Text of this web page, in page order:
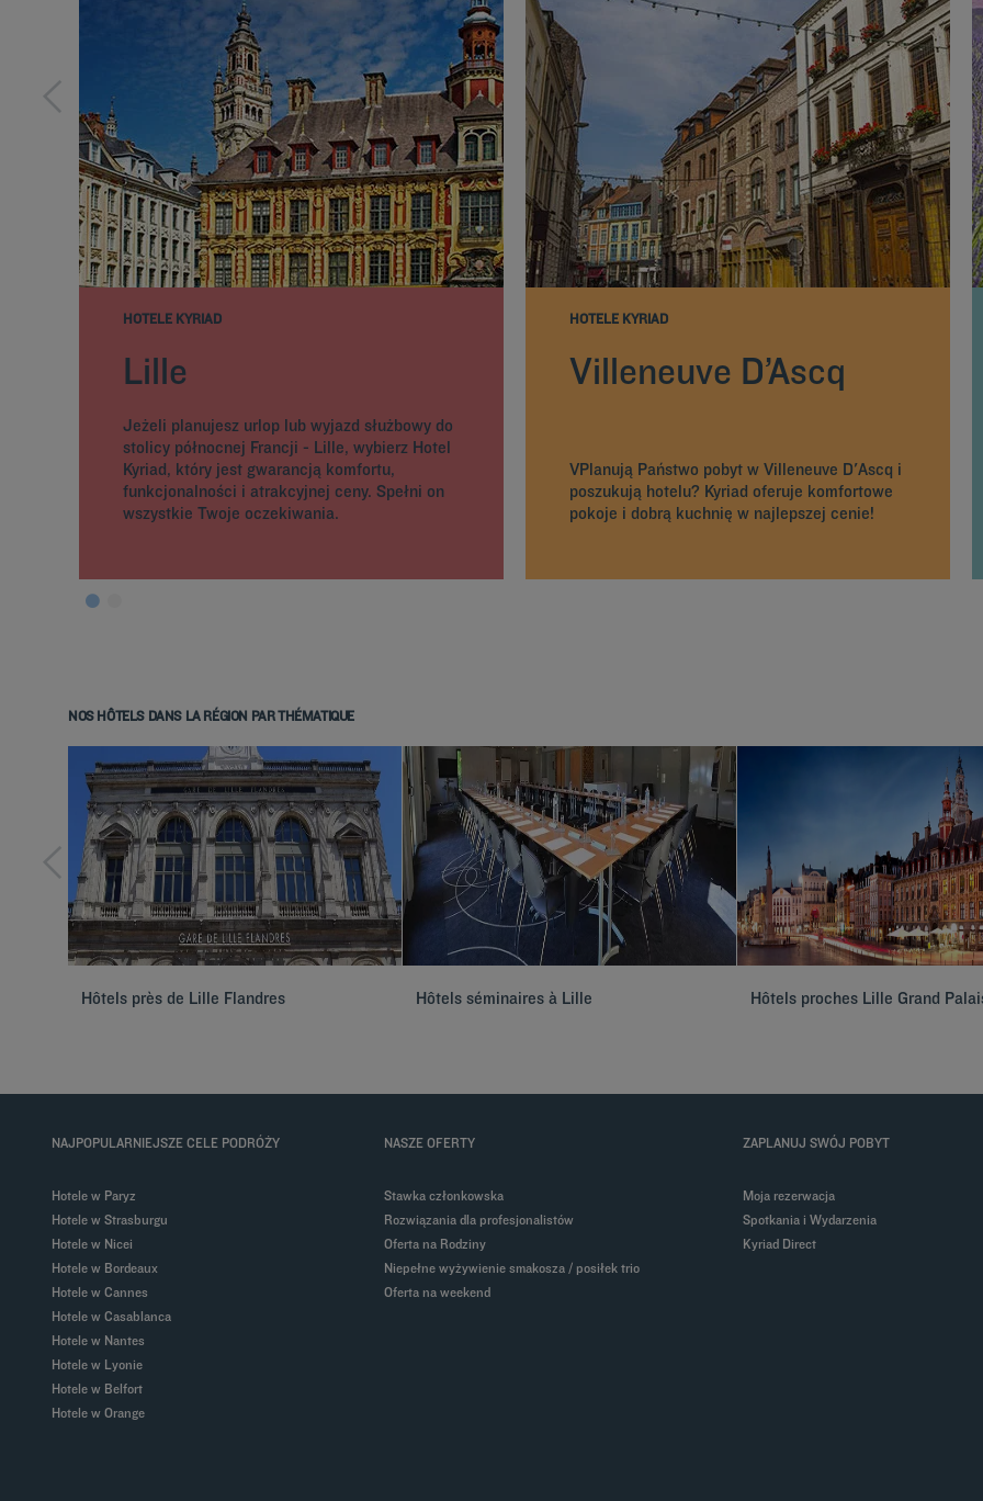
HOTELE KYRIAD
Lille
Jeżeli planujesz urlop lub wyjazd służbowy do
stolicy północnej Francji - Lille, wybierz Hotel
Kyriad, który jest gwarancją komfortu,
funkcjonalności i atrakcyjnej ceny. Spełni on
wszystkie Twoje oczekiwania.
HOTELE KYRIAD
Villeneuve D’Ascq
VPlanują Państwo pobyt w Villeneuve D'Ascq i
poszukują hotelu? Kyriad oferuje komfortowe
pokoje i dobrą kuchnię w najlepszej cenie!
NOS HÔTELS DANS LA RÉGION PAR THÉMATIQUE
Hôtels près de Lille Flandres Hôtels séminaires à Lille Hôtels proches Lille Grand
NAJPOPULARNIEJSZE CELE PODRÓŻY
Hotele w Paryz
Hotele w Strasburgu
Hotele w Nicei
Hotele w Bordeaux
Hotele w Cannes
Hotele w Casablanca
Hotele w Nantes
Hotele w Lyonie
Hotele w Belfort
Hotele w Orange
NASZE OFERTY
Stawka członkowska
Rozwiązania dla profesjonalistów
Oferta na Rodziny
Niepełne wyżywienie smakosza / posiłek trio
Oferta na weekend
ZAPLANUJ SWÓJ POBYT
Moja rezerwacja
Spotkania i Wydarzenia
Kyriad Direct